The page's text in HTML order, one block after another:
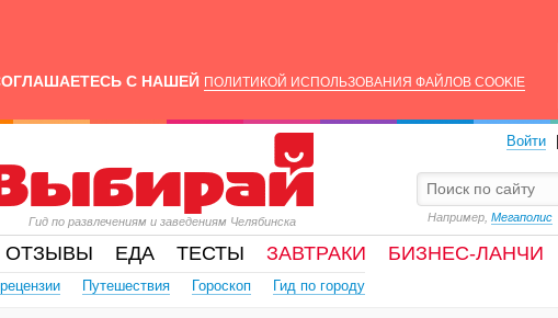
С НАШЕЙ ПОЛИТИКОЙ ИСПОЛЬЗОВАНИЯ ФАЙЛОВ COOKIE
Войти
Гид по развлечениям и заведениям Челябинска Например, Мегаполис
ОТЗЫВЫ ЕДА ТЕСТЫ ЗАВТРАКИ БИЗНЕС-ЛАНЧИ
Путешествия Гороскоп Гид по городу